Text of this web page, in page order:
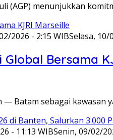
(AGP) menunjukkan
2026 - 2:15 WIBSelasa, 10/
Bersama
— Batam sebagai
- 11:13 WIBSenin, 09/02/